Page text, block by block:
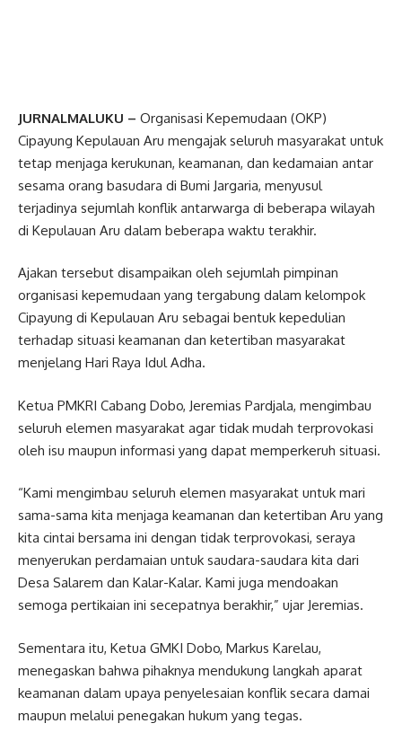
JURNALMALUKU – Organisasi Kepemudaan (OKP)
Cipayung Kepulauan Aru mengajak seluruh masyarakat untuk
tetap menjaga kerukunan, keamanan, dan kedamaian antar
sesama orang basudara di Bumi Jargaria, menyusul
terjadinya sejumlah konflik antarwarga di beberapa wilayah
di Kepulauan Aru dalam beberapa waktu terakhir.
Ajakan tersebut disampaikan oleh sejumlah pimpinan
organisasi kepemudaan yang tergabung dalam kelompok
Cipayung di Kepulauan Aru sebagai bentuk kepedulian
terhadap situasi keamanan dan ketertiban masyarakat
menjelang Hari Raya Idul Adha.
Ketua PMKRI Cabang Dobo, Jeremias Pardjala, mengimbau
seluruh elemen masyarakat agar tidak mudah terprovokasi
oleh isu maupun informasi yang dapat memperkeruh situasi.
“Kami mengimbau seluruh elemen masyarakat untuk mari
sama-sama kita menjaga keamanan dan ketertiban Aru yang
kita cintai bersama ini dengan tidak terprovokasi, seraya
menyerukan perdamaian untuk saudara-saudara kita dari
Desa Salarem dan Kalar-Kalar. Kami juga mendoakan
semoga pertikaian ini secepatnya berakhir,” ujar Jeremias.
Sementara itu, Ketua GMKI Dobo, Markus Karelau,
menegaskan bahwa pihaknya mendukung langkah aparat
keamanan dalam upaya penyelesaian konflik secara damai
maupun melalui penegakan hukum yang tegas.